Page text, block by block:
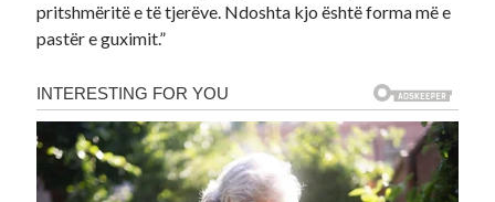
pritshmëritë e të tjerëve. Ndoshta kjo është forma më e
pastër e guximit.”